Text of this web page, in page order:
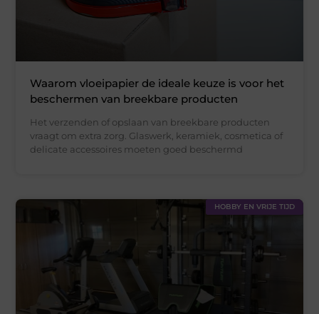
Waarom vloeipapier de ideale keuze is voor het
beschermen van breekbare producten
Het verzenden of opslaan van breekbare producten
vraagt om extra zorg. Glaswerk, keramiek, cosmetica of
delicate accessoires moeten goed beschermd
HOBBY EN VRIJE TIJD